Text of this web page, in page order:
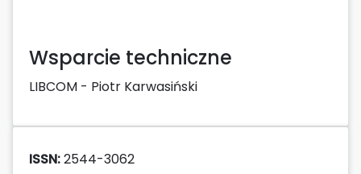
Wsparcie techniczne
LIBCOM - Piotr Karwasiński
ISSN:2544-3062